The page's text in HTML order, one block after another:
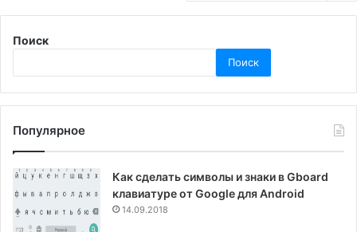
Поиск
Поиск
Популярное
Как сделать символы и знаки в Gboard
клавиатуре от Google для Android
14.09.2018